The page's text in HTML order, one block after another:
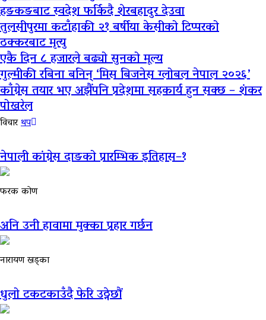
हङकङबाट स्वदेश फर्किदै शेरबहादुर देउवा
तुलसीपुरमा कटाँहाकी २१ बर्षीया केसीको टिप्परको
ठक्करबाट मृत्यु
एकै दिन ८ हजारले बढ्यो सुनको मूल्य
गुल्मीकी रबिना बनिन् ‘मिस बिजनेस ग्लोबल नेपाल २०२६’
काँग्रेस तयार भए अझैंपनि प्रदेशमा सहकार्य हुन सक्छ – शंकर
पोखरेल
विचारथप
नेपाली कांग्रेस दाङको प्रारम्भिक इतिहास–१
फरक कोण
अनि उनी हावामा मुक्का प्रहार गर्छन
नारायण खड्का
धुलो टकटकाउँदै फेरि उठ्नेछौं